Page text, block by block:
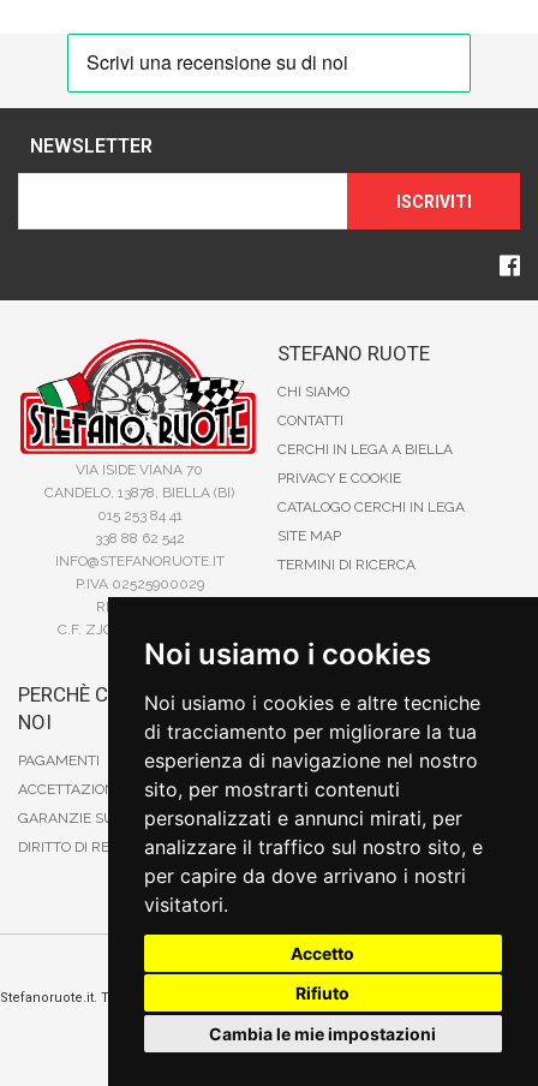
Noi usiamo i cookies
Noi usiamo i cookies e altre tecniche
di tracciamento per migliorare la tua
esperienza di navigazione nel nostro
sito, per mostrarti contenuti
personalizzati e annunci mirati, per
analizzare il traffico sul nostro sito, e
per capire da dove arrivano i nostri
visitatori.
Accetto
Rifiuto
Cambia le mie impostazioni
NEWSLETTER
ISCRIVITI
VIA ISIDE VIANA 70
CANDELO, 13878, BIELLA (BI)
015 253 84 41
338 88 62 542
INFO@STEFANORUOTE.IT
P.IVA 02525900029
REA BI193453
C.F. ZJOSFN73H14A859X
STEFANO RUOTE
CHI SIAMO
CONTATTI
CERCHI IN LEGA A BIELLA
PRIVACY E COOKIE
CATALOGO CERCHI IN LEGA
SITE MAP
TERMINI DI RICERCA
PERCHÈ COMPRARE DA
NOI
PAGAMENTI
ACCETTAZIONE DEGLI ORDINI
GARANZIE SUI PRODOTTI
DIRITTO DI RECESSO
PAYPAL
CONTRASSEGNO
Cambia preferenze sui cookie
Stefanoruote.it. Tutti i diritti riservati. E' vietata la riproduzione anche parziali. Prezzi e
promozioni validi salvo errori o omissioni
Thomas Schiavello - Sviluppatore Software Biella